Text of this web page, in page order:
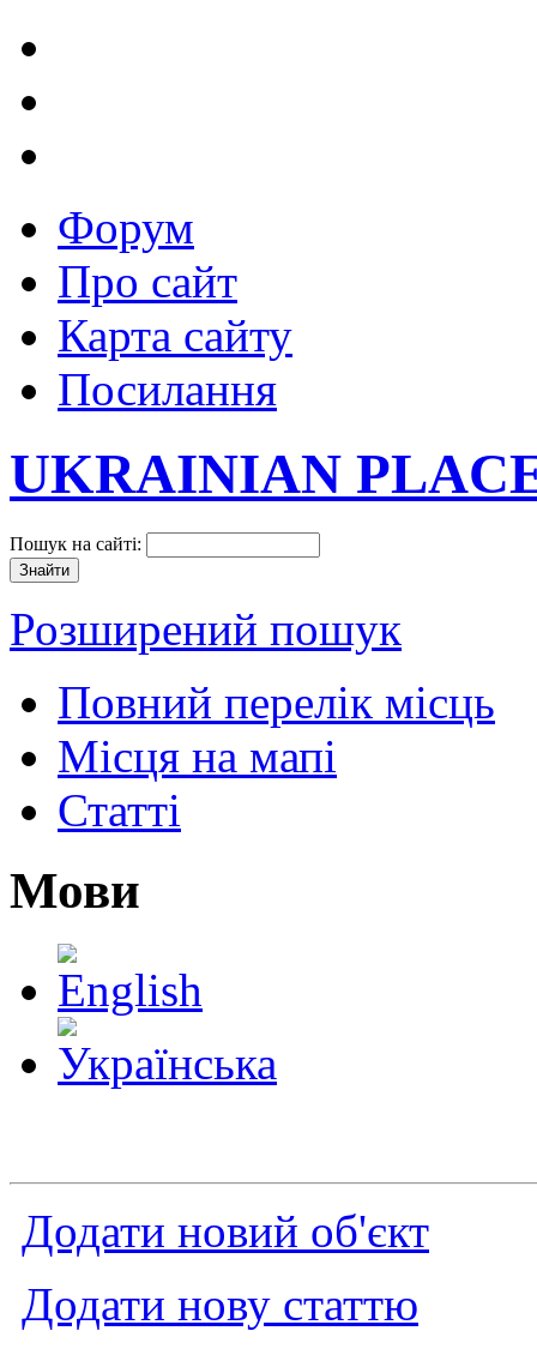
Форум
Про сайт
Карта сайту
Посилання
UKRAINIAN
Пошук на сайті:
Розширений пошук
Повний перелік місць
Місця на мапі
Статті
Мови
Додати новий об'єкт
Додати нову статтю